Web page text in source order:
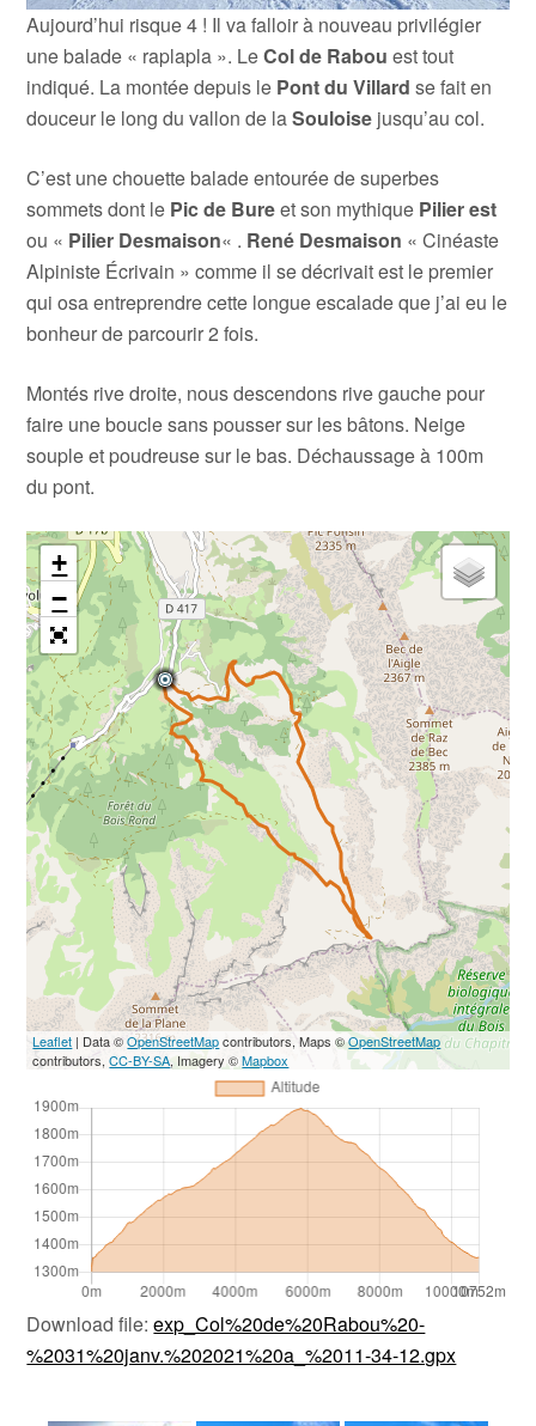
Aujourd’hui risque 4 ! Il va falloir à nouveau privilégier
une balade « raplapla ». LeCol de Rabou est tout
indiqué. La montée depuis le Pont du Villard se fait en
douceur le long du vallon de laSouloise jusqu’au col.
C’est une chouette balade entourée de superbes
sommets dont le Pic de Bureet son mythique Pilier est
ou « Pilier Desmaison« . René Desmaison « Cinéaste
Alpiniste Écrivain » comme il se décrivait est le premier
qui osa entreprendre cette longue escalade que j’ai eu le
bonheur de parcourir 2 fois.
Montés rive droite, nous descendons rive gauche pour
faire une boucle sans pousser sur les bâtons. Neige
souple et poudreuse sur le bas. Déchaussage à 100m
du pont.
+
−
Leaflet | Data ©OpenStreetMapcontributors, Maps ©OpenStreetMap
contributors,CC-BY-SA, Imagery ©Mapbox
Download file:exp_Col%20de%20Rabou%20-
%2031%20janv.%202021%20a_%2011-34-12.gpx